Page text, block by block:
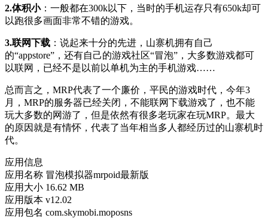
2.体积小：一般都在300k以下，当时的手机运存只有650k却可
以跑很多画面非常不错的游戏。
3.联网下载 ：说起来十分的先进，山寨机拥有自己
的“appstore”，还有自己的游戏社区“冒泡”，大多数游戏都可
以联网，已经不是以前以单机为主的手机游戏……
总而言之，MRP代表了一个廉价，平民的游戏时代，今年3
月，MRP的服务器已经关闭，不能联网下载游戏了，也不能
玩大多数的网游了，但是依然有很多老玩家在玩MRP。最大
的原因就是有情怀，代表了当年相当多人都经历过的山寨机时
代。
应用信息
应用名称 冒泡模拟器mrpoid最新版
应用大小 16.62 MB
应用版本 v12.02
应用包名 com.skymobi.moposns